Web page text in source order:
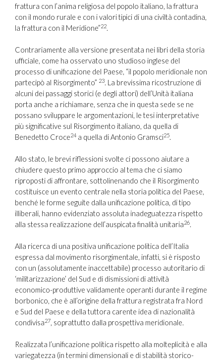
frattura con l’anima religiosa del popolo italiano, la frattura
con il mondo rurale e con i valori tipici di una civiltà contadina,
la frattura con il Meridione”22.
Contrariamente alla versione presentata nei libri della storia
ufficiale, come ha osservato uno studioso inglese del
processo di unificazione del Paese, “il popolo meridionale non
partecipò al Risorgimento” 23. La brevissima ricostruzione di
alcuni dei passaggi storici (e degli attori) dell’Unità italiana
porta anche a richiamare, senza che in questa sede se ne
possano sviluppare le argomentazioni, le tesi interpretative
più significative sul Risorgimento italiano, da quella di
Benedetto Croce24 a quella di Antonio Gramsci25.
Allo stato, le brevi riflessioni svolte ci possono aiutare a
chiudere questo primo approccio al tema che ci siamo
riproposti di affrontare, sottolinenando che il Risorgimento
costituisce un evento centrale nella storia politica del Paese,
benché le forme seguite dalla unificazione politica, di tipo
illiberali, hanno evidenziato assoluta inadeguatezza rispetto
alla stessa realizzazione dell’auspicata finalità unitaria26.
Alla ricerca di una positiva unificazione politica dell’Italia
espressa dal movimento risorgimentale, infatti, si è risposto
con un (assolutamente inaccettabile) processo autoritario di
‘militarizzazione’ del Sud e di dismissioni di attività
economico-produttive validamente operanti durante il regime
borbonico, che è all’origine della frattura registrata fra Nord
e Sud del Paese e della tuttora carente idea di nazionalità
condivisa27, soprattutto dalla prospettiva meridionale.
Realizzata l’unificazione politica rispetto alla molteplicità e alla
variegatezza (in termini dimensionali e di stabilità storico-